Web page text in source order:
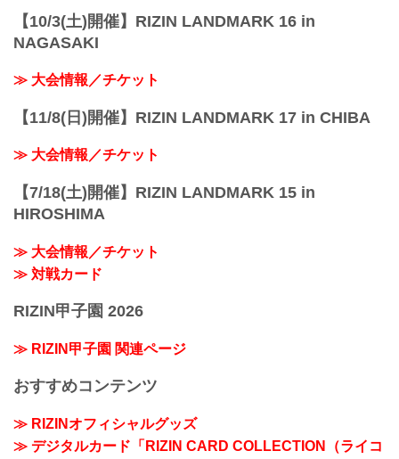
【10/3(土)開催】RIZIN LANDMARK 16 in
NAGASAKI
≫ 大会情報／チケット
【11/8(日)開催】RIZIN LANDMARK 17 in CHIBA
≫ 大会情報／チケット
【7/18(土)開催】RIZIN LANDMARK 15 in
HIROSHIMA
≫ 大会情報／チケット
≫ 対戦カード
RIZIN甲子園 2026
≫ RIZIN甲子園 関連ページ
おすすめコンテンツ
≫ RIZINオフィシャルグッズ
≫ デジタルカード「RIZIN CARD COLLECTION（ライコ